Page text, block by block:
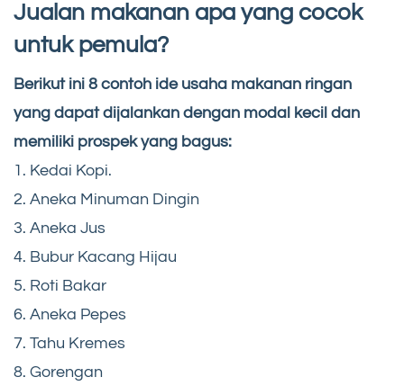
Jualan makanan apa yang cocok
untuk pemula?
Berikut ini 8 contoh ide usaha makanan ringan
yang dapat dijalankan dengan modal kecil dan
memiliki prospek yang bagus:
1. Kedai Kopi.
2. Aneka Minuman Dingin
3. Aneka Jus
4. Bubur Kacang Hijau
5. Roti Bakar
6. Aneka Pepes
7. Tahu Kremes
8. Gorengan